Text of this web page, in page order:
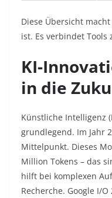
Diese Übersicht
ist. Es verbindet Tools
KI-
in die
Künstliche Intelligenz
grundlegend. Im Jahr
Mittelpunkt. Dieses
Million Tokens – das
hilft bei komplexen
Recherche. Google I/